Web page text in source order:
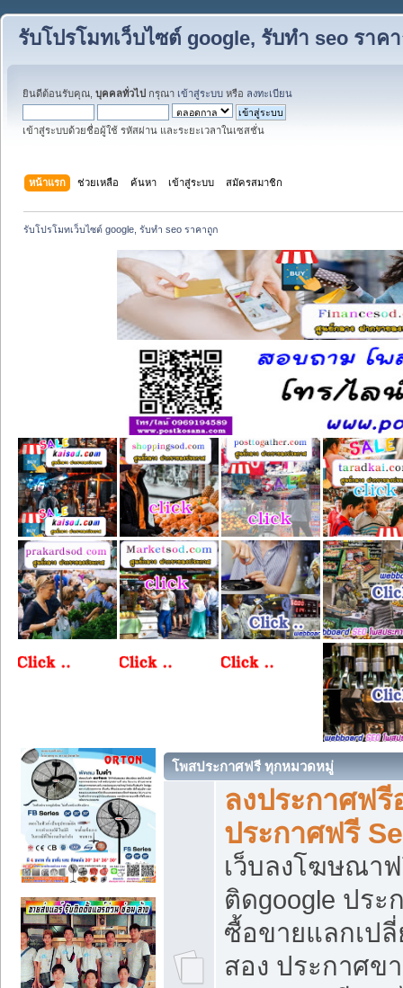
รับโปรโมทเว็บไซต์ google, รับทำ seo ราค
ยินดีต้อนรับคุณ, บุคคลทั่วไป กรุณา เข้าสู่ระบบ หรือ ลงทะเบียน
เข้าสู่ระบบด้วยชื่อผู้ใช้ รหัสผ่าน และระยะเวลาในเซสชั่น
หน้าแรก ช่วยเหลือ ค้นหา เข้าสู่ระบบ สมัครสมาชิก
รับโปรโมทเว็บไซต์ google, รับทำ seo ราคาถูก
โพสประกาศฟรี ทุกหมวดหมู่
ลงประกาศฟ
ประกาศฟรี
เว็บลงโฆษณา
ติดgoogle ปร
ซื้อขายแลกเป
สอง ประกาศข